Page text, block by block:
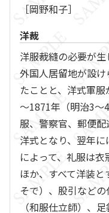
［岡野和子］
洋裁
洋服裁縫の必要が
外国人居留地が設
たことと、洋式軍
～1871年（明治3～
服、警察官、郵便
洋式となり、翌年
によって、礼服は
ほか、すべて洋装
そで）、股引など
（和服仕立師）、